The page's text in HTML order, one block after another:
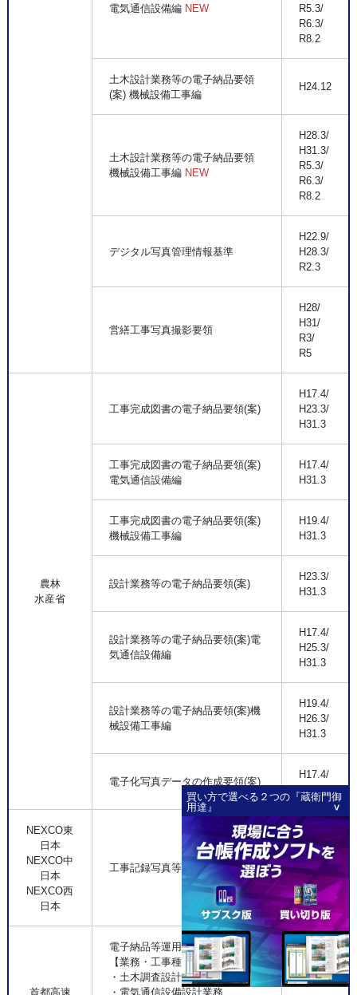
買い方で選べる２つの『蔵衛門御
用達』
電気通信設備編 NEW
R5.3/
R6.3/
R8.2
土木設計業務等の電子納品要領
(案) 機械設備工事編
H24.12
土木設計業務等の電子納品要領
機械設備工事編 NEW
H28.3/
H31.3/
R5.3/
R6.3/
R8.2
デジタル写真管理情報基準
H22.9/
H28.3/
R2.3
営繕工事写真撮影要領
H28/
H31/
R3/
R5
農林
水産省
工事完成図書の電子納品要領(案)
H17.4/
H23.3/
H31.3
工事完成図書の電子納品要領(案)
電気通信設備編
H17.4/
H31.3
工事完成図書の電子納品要領(案)
機械設備工事編
H19.4/
H31.3
設計業務等の電子納品要領(案)
H23.3/
H31.3
設計業務等の電子納品要領(案)電
気通信設備編
H17.4/
H25.3/
H31.3
設計業務等の電子納品要領(案)機
械設備工事編
H19.4/
H26.3/
H31.3
電子化写真データの作成要領(案)
H17.4/
H23.3
NEXCO東
日本
NEXCO中
日本
NEXCO西
日本
工事記録写真等撮影要領(工事編)
H24.7/
H28.7/
H29.7
首都高速
電子納品等運用ガイドライン
【業務・工事種別】
・土木調査設計業務
・電気通信設備設計業務